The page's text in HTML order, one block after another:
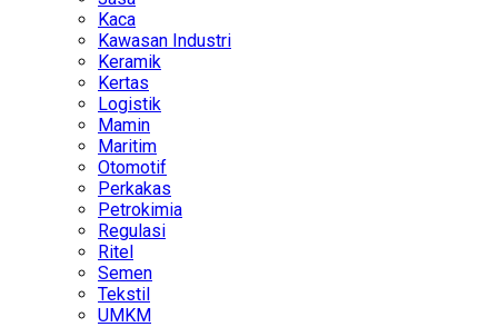
Kaca
Kawasan Industri
Keramik
Kertas
Logistik
Mamin
Maritim
Otomotif
Perkakas
Petrokimia
Regulasi
Ritel
Semen
Tekstil
UMKM